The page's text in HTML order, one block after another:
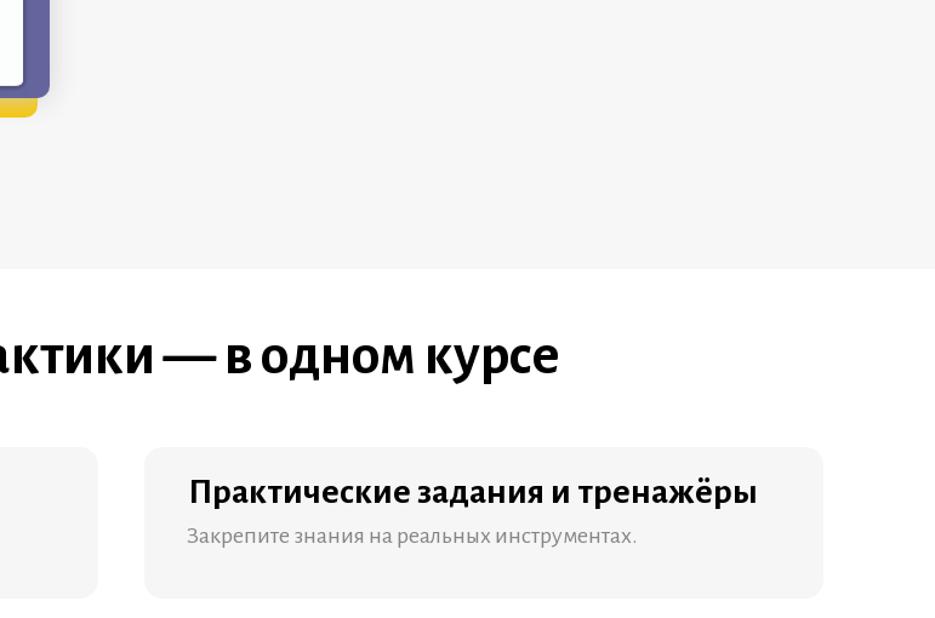
— в одном курсе
Практические задания и тренажёры
Закрепите знания на реальных инструментах.